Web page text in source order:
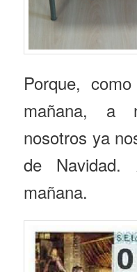
Porque,
mañana, a
nosotros ya
de Navidad.
mañana.